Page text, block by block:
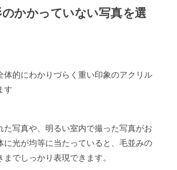
かかっていない写真を選
体的にわかりづらく重い印象のアクリル
す
た写真や、明るい室内で撮った写真がお
に光が均等に当たっていると、毛並みの
でしっかり表現できます。